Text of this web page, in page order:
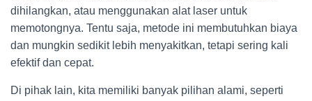
dihilangkan, atau menggunakan alat laser untuk
memotongnya. Tentu saja, metode ini membutuhkan biaya
dan mungkin sedikit lebih menyakitkan, tetapi sering kali
efektif dan cepat.
Di pihak lain, kita memiliki banyak pilihan alami, seperti